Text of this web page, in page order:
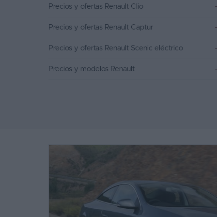
Precios y ofertas Renault Clio
Precios y ofertas Renault Captur
Precios y ofertas Renault Scenic eléctrico
Precios y modelos Renault